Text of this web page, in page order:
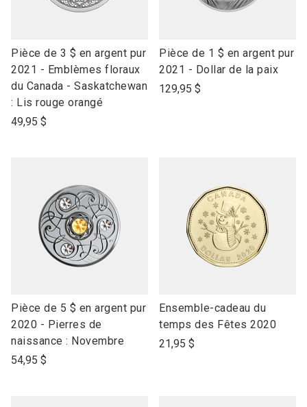
link
to
open
product
name
Pièce de 3 $ en argent pur
2021 - Emblèmes floraux
du Canada - Saskatchewan
: Lis rouge orangé
49,95 $
link
to
open
Pièce de 1 $ en argent pur
2021 - Dollar de la paix
129,95 $
link
to
open
product
Pièce de 5 $ en argent pur
2020 - Pierres de
naissance : Novembre
54,95 $
link
to
open
Ensemble-cadeau du
temps des Fêtes 2020
21,95 $